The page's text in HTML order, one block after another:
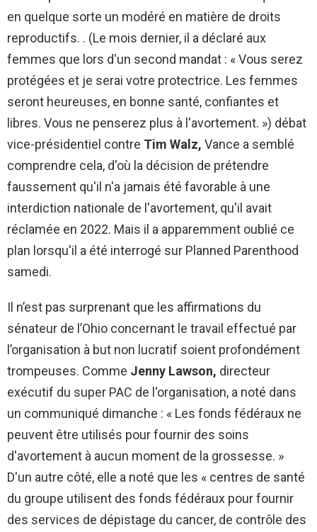
en quelque sorte un modéré en matière de droits
reproductifs. . (Le mois dernier, il a déclaré aux
femmes que lors d'un second mandat : ​​« Vous serez
protégées et je serai votre protectrice. Les femmes
seront heureuses, en bonne santé, confiantes et
libres. Vous ne penserez plus à l'avortement. ») débat
vice-présidentiel contre Tim Walz, Vance a semblé
comprendre cela, d'où la décision de prétendre
faussement qu'il n'a jamais été favorable à une
interdiction nationale de l'avortement, qu'il avait
réclamée en 2022. Mais il a apparemment oublié ce
plan lorsqu'il a été interrogé sur Planned Parenthood
samedi.
Il n’est pas surprenant que les affirmations du
sénateur de l’Ohio concernant le travail effectué par
l’organisation à but non lucratif soient profondément
trompeuses. Comme Jenny Lawson, directeur
exécutif du super PAC de l'organisation, a noté dans
un communiqué dimanche : « Les fonds fédéraux ne
peuvent être utilisés pour fournir des soins
d'avortement à aucun moment de la grossesse. »
D'un autre côté, elle a noté que les « centres de santé
du groupe utilisent des fonds fédéraux pour fournir
des services de dépistage du cancer, de contrôle des